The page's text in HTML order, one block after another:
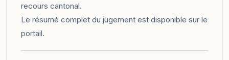
recours cantonal.
Le résumé complet du jugement est disponible sur le
portail.